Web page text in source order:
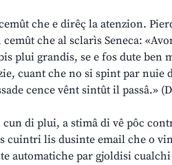
che e dirêç la atenzion.
che al sclarìs Seneca:
plui grandis, se e fos dute ben
cuant che no si spint par nuie
cence vênt sintût il passâ.»
di plui, a stimâ di vê pôc
cuintri lis dusinte email che o
automatiche par gjoldisi